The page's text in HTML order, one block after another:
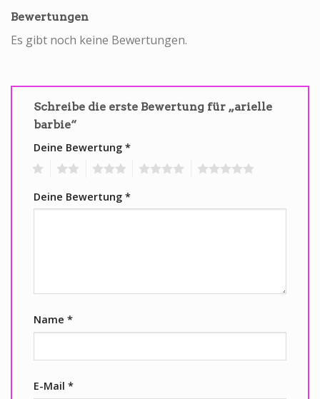
Bewertungen
Es gibt noch keine Bewertungen.
Schreibe die erste Bewertung für „arielle
barbie“
Deine Bewertung *
Deine Bewertung *
Name *
E-Mail *